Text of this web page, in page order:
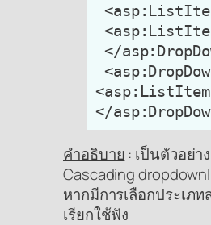
</
<asp:ListItem
คำอธิบาย : เป็นตัวอย่า
Cascading
หากมีการเลือกประเภ
เรียกใช้ฟัง